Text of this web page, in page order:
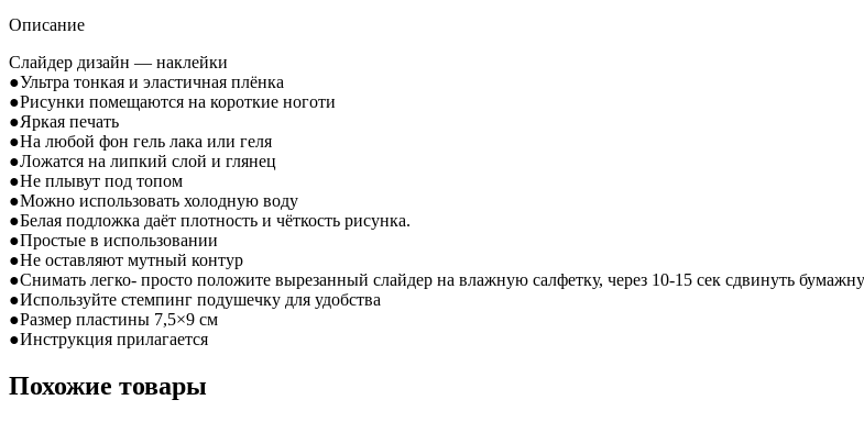
Описание
Слайдер дизайн — наклейки
●Ультра тонкая и эластичная плёнка
●Рисунки помещаются на короткие ноготи
●Яркая печать
●На любой фон гель лака или геля
●Ложатся на липкий слой и глянец
●Не плывут под топом
●Можно использовать холодную воду
●Белая подложка даёт плотность и чёткость рисунка.
●Простые в использовании
●Не оставляют мутный контур
●Снимать легко- просто положите вырезанный слайдер на влажную салфетку, через 10-15 сек сдвинуть
●Используйте стемпинг подушечку для удобства
●Размер пластины 7,5×9 см
●Инструкция прилагается
Похожие товары